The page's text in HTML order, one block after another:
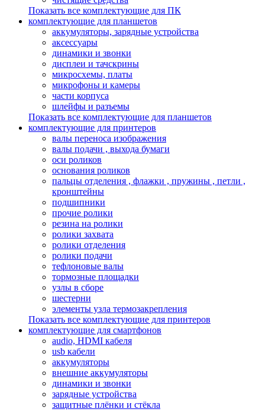
Показать все комплектующие для ПК
комплектующие для планшетов
аккумуляторы, зарядные устройства
аксессуары
динамики и звонки
дисплеи и тачскрины
микросхемы, платы
микрофоны и камеры
части корпуса
шлейфы и разъемы
Показать все комплектующие для планшетов
комплектующие для принтеров
валы переноса изображения
валы подачи , выхода бумаги
оси роликов
основания роликов
пальцы отделения , флажки , пружины , петли ,
кронштейны
подшипники
прочие ролики
резина на ролики
ролики захвата
ролики отделения
ролики подачи
тефлоновые валы
тормозные площадки
узлы в сборе
шестерни
элементы узла термозакрепления
Показать все комплектующие для принтеров
комплектующие для смартфонов
audio, HDMI кабеля
usb кабели
аккумуляторы
внешние аккумуляторы
динамики и звонки
зарядные устройства
защитные плёнки и стёкла